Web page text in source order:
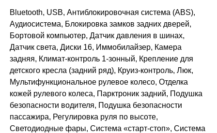
Bluetooth, USB, Антиблокировочная система (ABS),
Аудиосистема, Блокировка замков задних дверей,
Бортовой компьютер, Датчик давления в шинах,
Датчик света, Диски 16, Иммобилайзер, Камера
задняя, Климат-контроль 1-зонный, Крепление для
детского кресла (задний ряд), Круиз-контроль, Люк,
Мультифункциональное рулевое колесо, Отделка
кожей рулевого колеса, Парктроник задний, Подушка
безопасности водителя, Подушка безопасности
пассажира, Регулировка руля по высоте,
Светодиодные фары, Система «старт-стоп», Система